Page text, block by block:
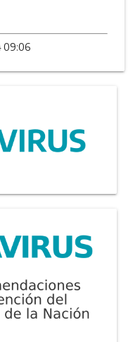
09:06